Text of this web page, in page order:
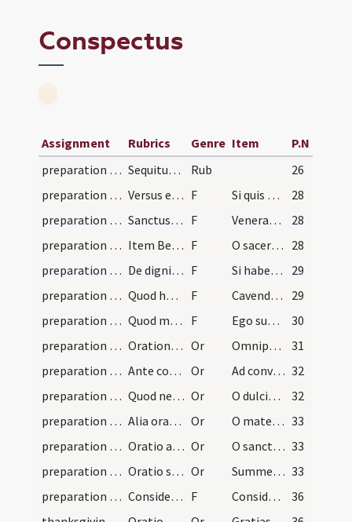
Conspectus
Assignment Rubrics Genre Item
P.N
preparation and vesting for Mass/examination of conscience
Sequitur tabula ad instructionem sacerdotum. Sequ… Rub
26
preparation and vesting for Mass/intention/1
Versus edocentes digne celebrare F Si quis ad altare digne dupis celebrare
28
preparation and vesting for Mass/examination of conscience/2
Sanctus Augustinus de dignitate sacerdotali sic a… F Veneranda sacerdotum dignitas
28
preparation and vesting for Mass/examination of conscience/3
Item Bernardus: F O sacerdos corpus tuum 28
preparation and vesting for Mass/examination of conscience/4
De dignitate sacramenti et statu sacerdotali F Si haberes angelicam puritatem
29
preparation and vesting for Mass/examination of conscience/5
Quod homo non sit curiosus scrutator sacramenti s… F Cavendum est tibi a curiosa et inutile perscrutatione
29
preparation and vesting for Mass/intention/6
Quod magna diligentia se debeat communicaturus Ch… F Ego sum puritatis amator
30
preparation and vesting for Mass/mental preparation/1
Orationes dicendae ante calebrationem ad libitum… Or Omnipotens et misericors Deus ecce accedo ad sacramentum
31
preparation and vesting for Mass/mental preparation/2
Ante communionem devota oratio Or Ad convivium tuum invitatus Domine Iesu Christe venio gratias agens 32
preparation and vesting for Mass/mental preparation/3
Quod necessitates nostras Christo aperire et eius… Or O dulcissime atque amantissime Domine quem nun devote desidero suscipere
32
preparation and vesting for Mass/mental preparation/4
Alia oratio ad beatam Mariam Or O mater pietatis et misericordiae beatissimae Virgo Maria ego miser 33
preparation and vesting for Mass/mental preparation/5
Oratio ad sanctum vel sanctam cuius festum ea die… Or O sancte N. vel sancta N. ecce ego miser peccator 33
preparation and vesting for Mass/mental preparation/6
Oratio sancti Ambrosii episcopi dicenda ante miss… Or Summe sacerdos et vere pontifex qui te obtulisti Deo 33
preparation and vesting for Mass/examination of conscience/7
Considerationes habendae a sacerdote volente cele… F Considera quod in sacramento altaris Domines propter nos est
36